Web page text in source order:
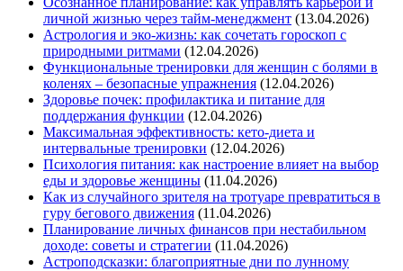
личной жизнью через тайм-менеджмент (13.04.2026)
Астрология и эко-жизнь: как сочетать гороскоп с
природными ритмами (12.04.2026)
Функциональные тренировки для женщин с болями в
коленях – безопасные упражнения (12.04.2026)
Здоровье почек: профилактика и питание для
поддержания функции (12.04.2026)
Максимальная эффективность: кето-диета и
интервальные тренировки (12.04.2026)
Психология питания: как настроение влияет на выбор
еды и здоровье женщины (11.04.2026)
Как из случайного зрителя на тротуаре превратиться в
гуру бегового движения (11.04.2026)
Планирование личных финансов при нестабильном
доходе: советы и стратегии (11.04.2026)
Астроподсказки: благоприятные дни по лунному